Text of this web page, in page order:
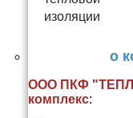
о
ООО ПКФ
комплекс: